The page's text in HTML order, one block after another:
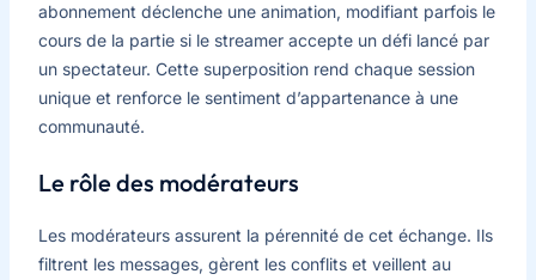
abonnement déclenche une animation, modifiant parfois le
cours de la partie si le streamer accepte un défi lancé par
un spectateur. Cette superposition rend chaque session
unique et renforce le sentiment d’appartenance à une
communauté.
Le rôle des modérateurs
Les modérateurs assurent la pérennité de cet échange. Ils
filtrent les messages, gèrent les conflits et veillent au